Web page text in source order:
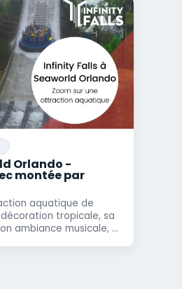
Orlando -
montée par
aquatique de
tropicale, sa
ambiance musicale, ...